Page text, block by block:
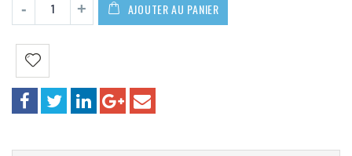
AJOUTER AU PANIER